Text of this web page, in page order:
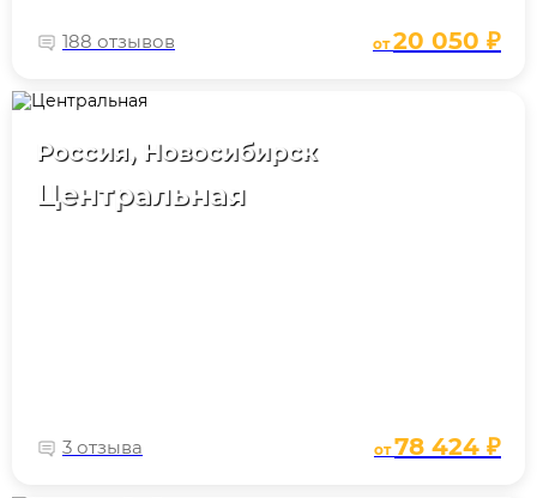
188 отзывов от20 050 ₽
Россия, Новосибирск
Центральная
3 отзыва от78 424 ₽